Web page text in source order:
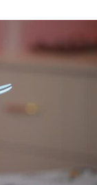
cierto
que estudió
San Isidro,
el
no
haciendo
siempre trae